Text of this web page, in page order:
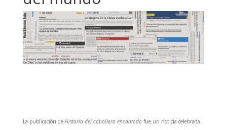
La publicación deHistoria del caballero encantado fue un noticia celebrada